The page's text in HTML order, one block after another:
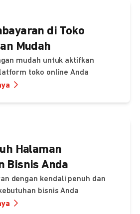
di Toko
Mudah
mudah untuk aktifkan
toko online Anda
Halaman
Bisnis Anda
dengan kendali penuh dan
bisnis Anda